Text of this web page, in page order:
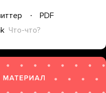
PDF
Что-что?